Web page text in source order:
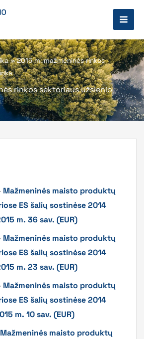
»2015 m. mažmeninės rinkos
rinkos sektoriaus užsienio
Mažmeninės maisto produktų
ES šalių sostinėse 2014
m. 36 sav. (EUR)
Mažmeninės maisto produktų
ES šalių sostinėse 2014
m. 23 sav. (EUR)
Mažmeninės maisto produktų
ES šalių sostinėse 2014
m. 10 sav. (EUR)
Mažmeninės maisto produktų